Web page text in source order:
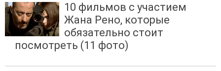
10 фильмов с участием
Жана Рено, которые
обязательно стоит
посмотреть (11 фото)